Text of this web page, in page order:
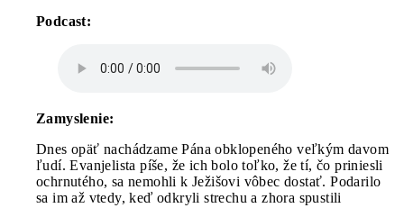
Podcast:
Zamyslenie:
Dnes opäť nachádzame Pána obklopeného veľkým davom
ľudí. Evanjelista píše, že ich bolo toľko, že tí, čo priniesli
ochrnutého, sa nemohli k Ježišovi vôbec dostať. Podarilo
sa im až vtedy, keď odkryli strechu a zhora spustili